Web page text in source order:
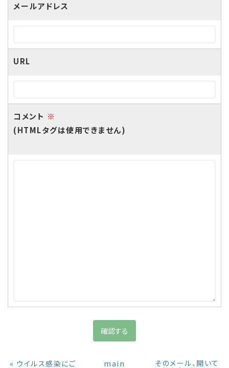
メールアドレス
URL
コメント ※
(HTMLタグは使用できません)
« ウイルス感染にご main そのメール、開いて